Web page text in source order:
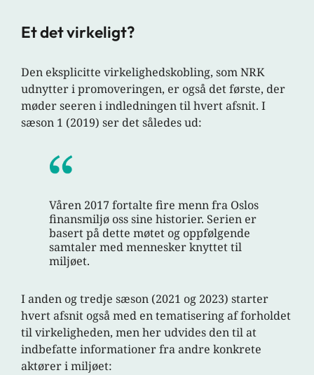
Et det virkeligt?
Den eksplicitte virkelighedskobling, som NRK
udnytter i promoveringen, er også det første, der
møder seeren i indledningen til hvert afsnit. I
sæson 1 (2019) ser det således ud:
Våren 2017 fortalte fire menn fra Oslos
finansmiljø oss sine historier. Serien er
basert på dette møtet og oppfølgende
samtaler med mennesker knyttet til
miljøet.
I anden og tredje sæson (2021 og 2023) starter
hvert afsnit også med en tematisering af forholdet
til virkeligheden, men her udvides den til at
indbefatte informationer fra andre konkrete
aktører i miljøet: